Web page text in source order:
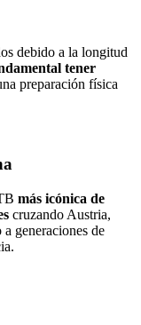
debido a la longitud
tener
preparación física
más icónica de
cruzando Austria,
generaciones de